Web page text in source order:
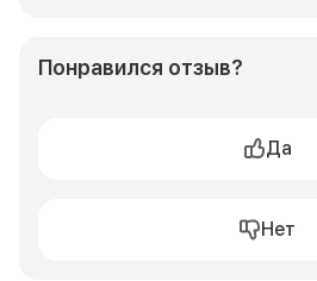
Понравился отзыв?
Да
Нет